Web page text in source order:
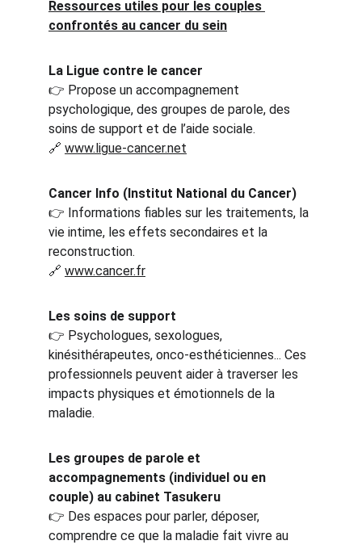
Ressources utiles pour les couples
confrontés au cancer du sein
La Ligue contre le cancer
👉 Propose un accompagnement
psychologique, des groupes de parole, des
soins de support et de l’aide sociale.
🔗 www.ligue-cancer.net
Cancer Info (Institut National du Cancer)
👉 Informations fiables sur les traitements, la
vie intime, les effets secondaires et la
reconstruction.
🔗 www.cancer.fr
Les soins de support
👉 Psychologues, sexologues,
kinésithérapeutes, onco-esthéticiennes... Ces
professionnels peuvent aider à traverser les
impacts physiques et émotionnels de la
maladie.
Les groupes de parole et
accompagnements (individuel ou en
couple) au cabinet Tasukeru
👉 Des espaces pour parler, déposer,
comprendre ce que la maladie fait vivre au